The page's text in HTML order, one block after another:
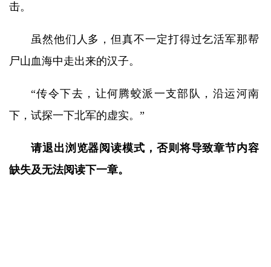
击。
虽然他们人多，但真不一定打得过乞活军那帮
尸山血海中走出来的汉子。
“传令下去，让何腾蛟派一支部队，沿运河南
下，试探一下北军的虚实。”
请退出浏览器阅读模式，否则将导致章节内容
缺失及无法阅读下一章。